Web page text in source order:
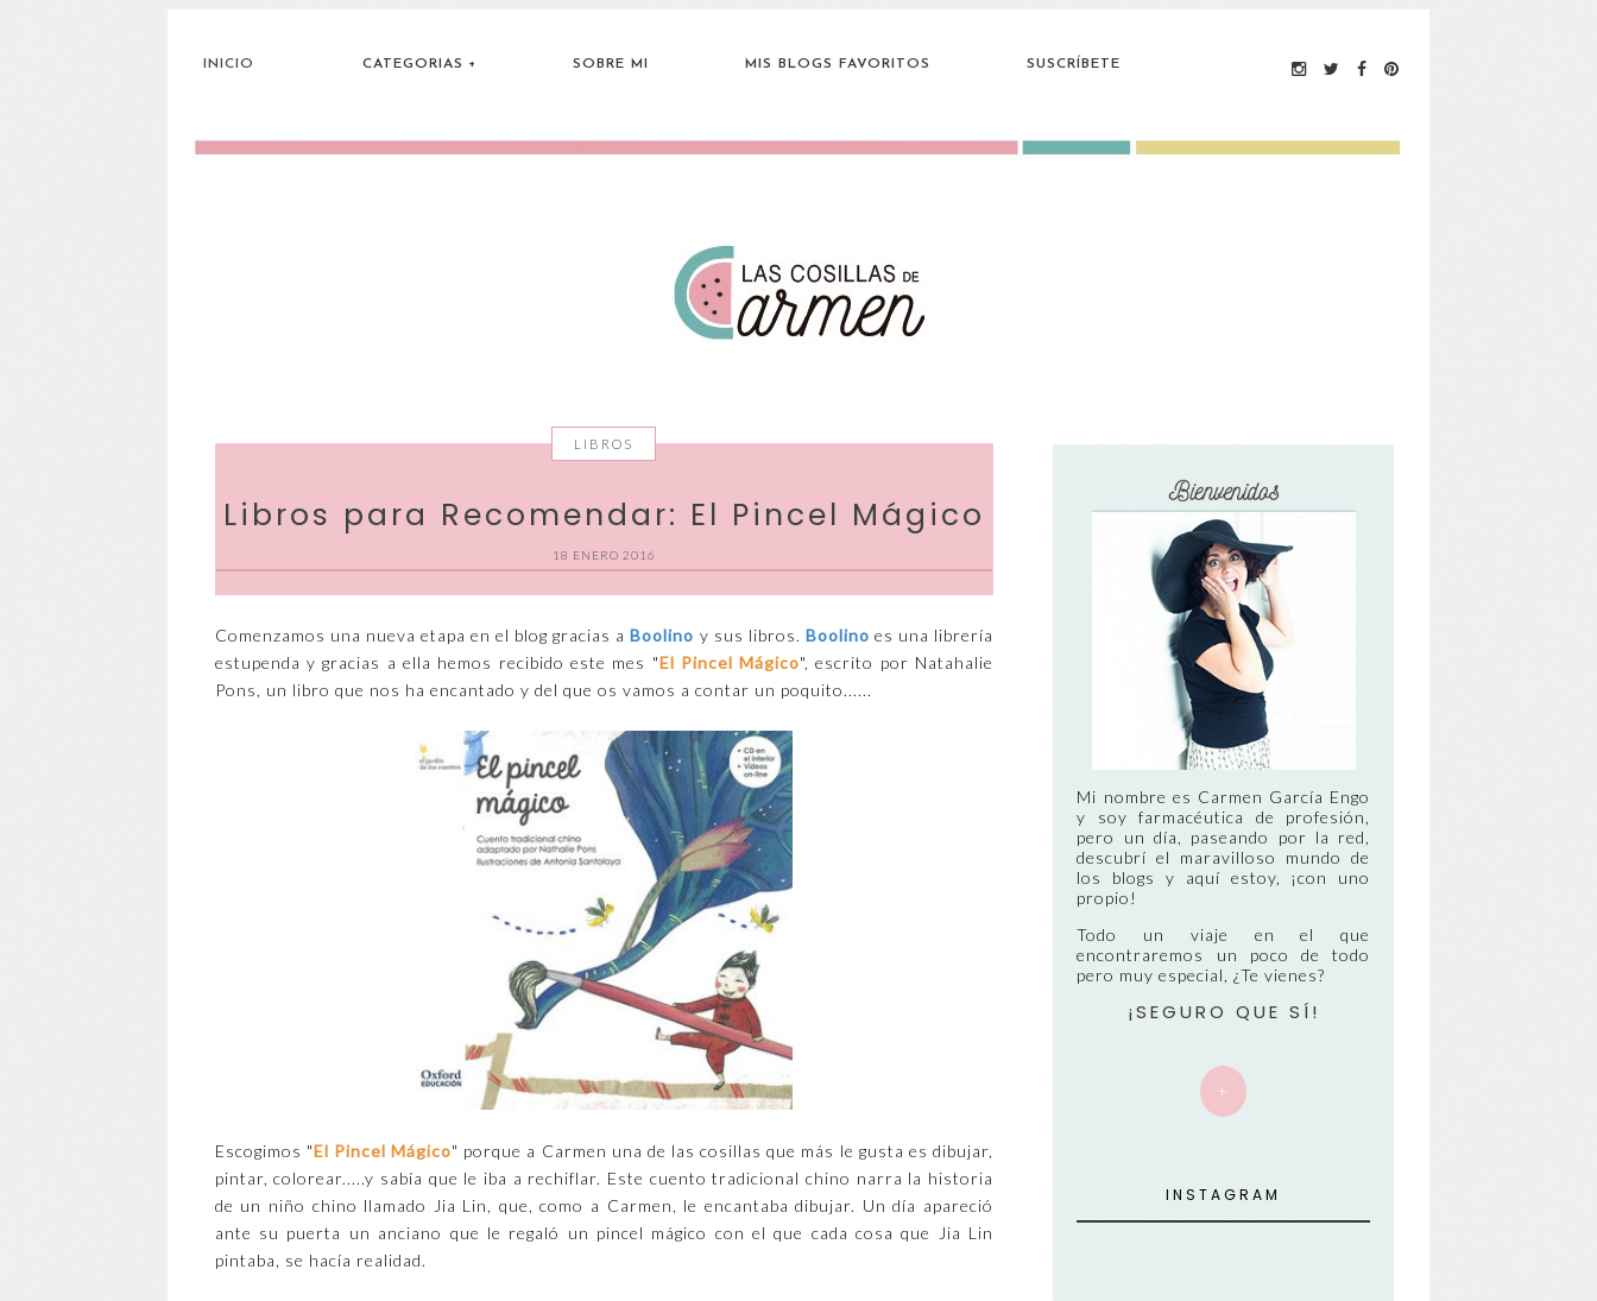
INICIO CATEGORIAS SOBRE MI MIS BLOGS FAVORITOS SUSCRÍBETE
LIBROS
Libros para Recomendar: El Pincel Mágico
18 ENERO 2016
Comenzamos una nueva etapa en el blog gracias aBoolino y sus libros. Boolino es una librería
estupenda y gracias a ella hemos recibido este mes "El Pincel Mágico", escrito por Natahalie
Pons, un libro que nos ha encantado y del que os vamos a contar un poquito......
Escogimos "El Pincel Mágico" porque a Carmen una de las cosillas que más le gusta es dibujar,
pintar, colorear.....y sabía que le iba a rechiflar. Este cuento tradicional chino narra la historia
de un niño chino llamado Jia Lin, que, como a Carmen, le encantaba dibujar. Un día apareció
ante su puerta un anciano que le regaló un pincel mágico con el que cada cosa que Jia Lin
pintaba, se hacía realidad.
Mi nombre es Carmen García Engo
y soy farmacéutica de profesión,
pero un día, paseando por la red,
descubrí el maravilloso mundo de
los blogs y aquí estoy, ¡con uno
propio!
Todo un viaje en el que
encontraremos un poco de todo
pero muy especial, ¿Te vienes?
¡SEGURO QUE SÍ!
+
INSTAGRAM